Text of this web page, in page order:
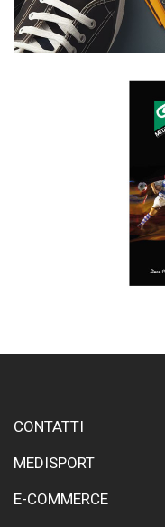
CONTATTI
MEDISPORT
E-COMMERCE